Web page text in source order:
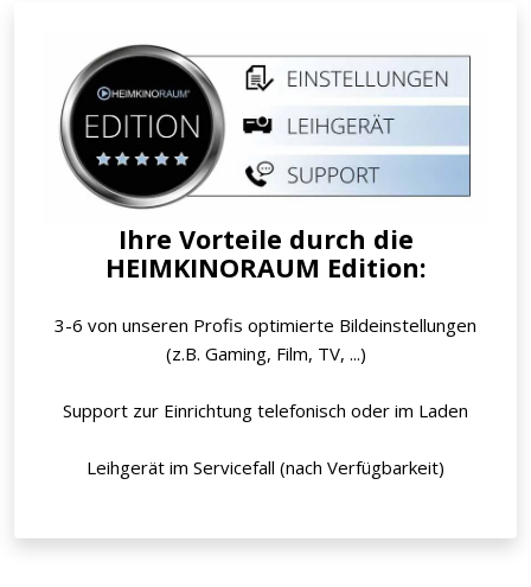
Ihre Vorteile durch die
HEIMKINORAUM Edition:
3-6 von unseren Profis optimierte Bildeinstellungen
(z.B. Gaming, Film, TV, ...)
Support zur Einrichtung telefonisch oder im Laden
Leihgerät im Servicefall (nach Verfügbarkeit)